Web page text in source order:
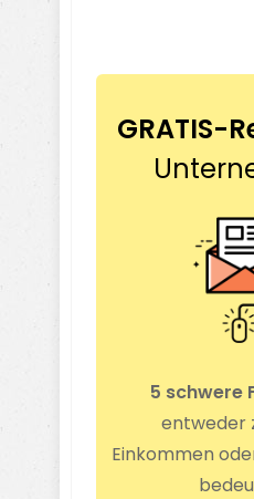
GRATIS-
5 schwere
entweder
Einkommen